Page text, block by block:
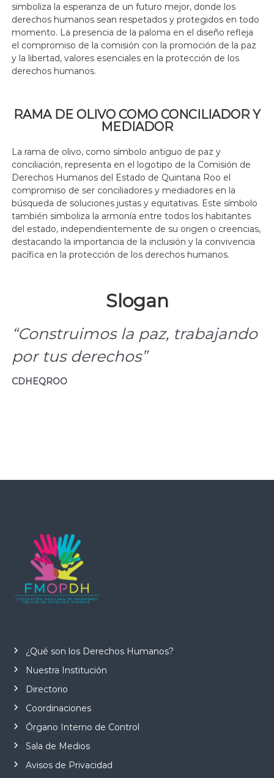
simboliza la esperanza de un futuro mejor, donde los
derechos humanos sean respetados y protegidos en todo
momento. La presencia de la paloma en el diseño refleja
el compromiso de la comisión con la promoción de la paz
y la libertad, valores esenciales en la protección de los
derechos humanos.
RAMA DE OLIVO COMO CONCILIADOR Y
MEDIADOR
La rama de olivo, como símbolo antiguo de paz y
conciliación, representa en el logotipo de la Comisión de
Derechos Humanos del Estado de Quintana Roo el
compromiso de ser conciliadores y mediadores en la
búsqueda de soluciones justas y equitativas. Este símbolo
también simboliza la armonía entre todos los habitantes
del estado, independientemente de su origen o creencias,
destacando la importancia de la inclusión y la convivencia
pacífica en la protección de los derechos humanos.
Slogan
“Construimos la paz, trabajando
por tus derechos”
CDHEQROO
¿Qué son los Derechos Humanos?
Nuestra Institución
Directorio
Coordinaciones
Órgano Interno de Control
Sala de Medios
Avisos de Privacidad